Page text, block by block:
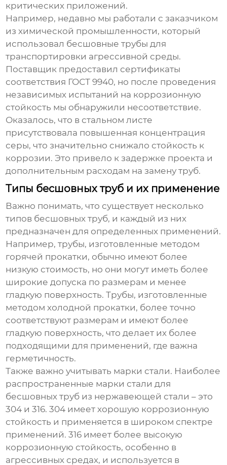
критических приложений.
Например, недавно мы работали с заказчиком
из химической промышленности, который
использовал бесшовные трубы для
транспортировки агрессивной среды.
Поставщик предоставил сертификаты
соответствия ГОСТ 9940, но после проведения
независимых испытаний на коррозионную
стойкость мы обнаружили несоответствие.
Оказалось, что в стальном листе
присутствовала повышенная концентрация
серы, что значительно снижало стойкость к
коррозии. Это привело к задержке проекта и
дополнительным расходам на замену труб.
Типы бесшовных труб и их применение
Важно понимать, что существует несколько
типов бесшовных труб, и каждый из них
предназначен для определенных применений.
Например, трубы, изготовленные методом
горячей прокатки, обычно имеют более
низкую стоимость, но они могут иметь более
широкие допуска по размерам и менее
гладкую поверхность. Трубы, изготовленные
методом холодной прокатки, более точно
соответствуют размерам и имеют более
гладкую поверхность, что делает их более
подходящими для применений, где важна
герметичность.
Также важно учитывать марки стали. Наиболее
распространенные марки стали для
бесшовных труб из нержавеющей стали – это
304 и 316. 304 имеет хорошую коррозионную
стойкость и применяется в широком спектре
применений. 316 имеет более высокую
коррозионную стойкость, особенно в
агрессивных средах, и используется в